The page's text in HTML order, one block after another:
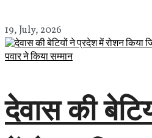
19, July, 2026
देवास की